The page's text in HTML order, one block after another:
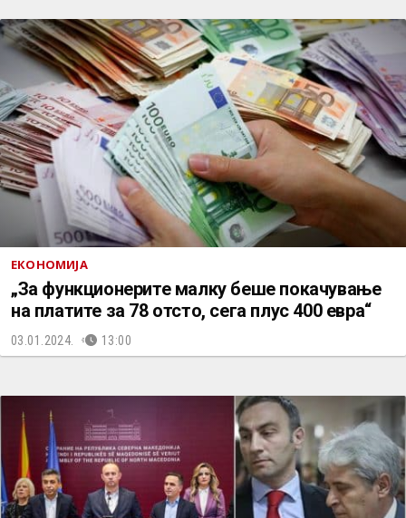
ЕКОНОМИЈА
„За функционерите малку беше покачување
на платите за 78 отсто, сега плус 400 евра“
03.01.2024. 13:00